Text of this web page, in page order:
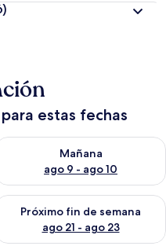
estas fechas
ago 8 - ago 9
Mañana
ago 9 - ago 10
la disponibilidad
fin de semana ago 14 -
Próximo fin de semana
ago 21 - ago 23
la disponibilidad